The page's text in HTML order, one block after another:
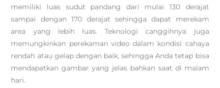
memiliki luas sudut pandang dari mulai 130 derajat
sampai dengan 170 derajat sehingga dapat merekam
area yang lebih luas. Teknologi canggihnya juga
memungkinkan perekaman video dalam kondisi cahaya
rendah atau gelap dengan baik, sehingga Anda tetap bisa
mendapatkan gambar yang jelas bahkan saat di malam
hari.